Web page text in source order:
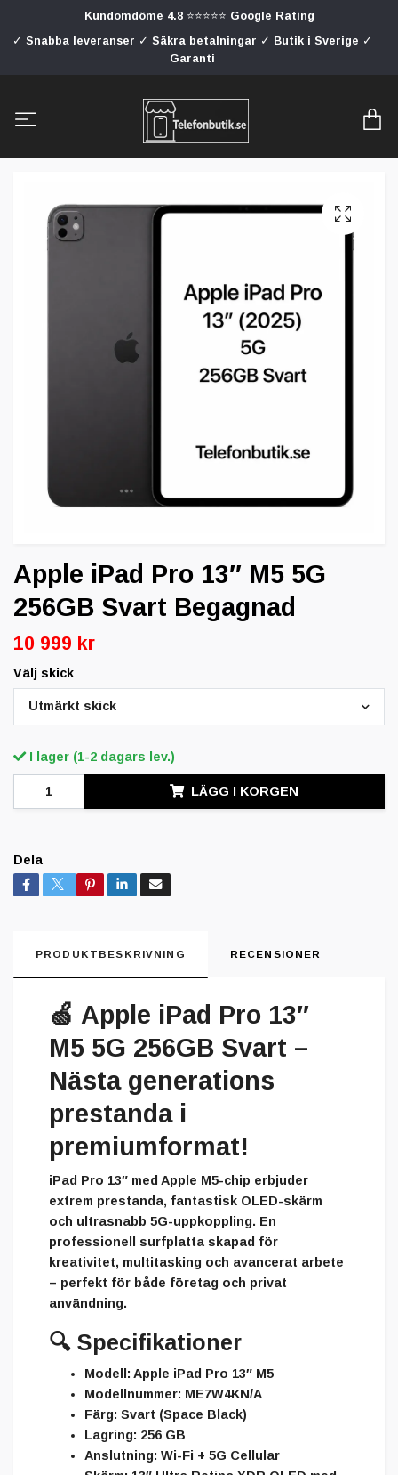
Kundomdöme 4.8 ⭐⭐⭐⭐⭐ Google Rating
✓ Snabba leveranser ✓ Säkra betalningar ✓ Butik i Sverige ✓
Garanti
Apple iPad Pro 13″ M5 5G
256GB Svart Begagnad
10 999 kr
Välj skick
Utmärkt skick
I lager (1-2 dagars lev.)
LÄGG I KORGEN
Dela
PRODUKTBESKRIVNING RECENSIONER
🍏 Apple iPad Pro 13″
M5 5G 256GB Svart –
Nästa generations
prestanda i
premiumformat!
iPad Pro 13″ med Apple M5-chip erbjuder
extrem prestanda, fantastisk OLED-skärm
och ultrasnabb 5G-uppkoppling. En
professionell surfplatta skapad för
kreativitet, multitasking och avancerat arbete
– perfekt för både företag och privat
användning.
🔍 Specifikationer
Modell: Apple iPad Pro 13″ M5
Modellnummer: ME7W4KN/A
Färg: Svart (Space Black)
Lagring: 256 GB
Anslutning: Wi-Fi + 5G Cellular